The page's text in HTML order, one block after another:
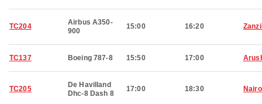
TC204
Airbus A350-
900
15:00 16:20
TC137 Boeing 787-8 15:50 17:00
TC205
De Havilland
Dhc-8 Dash 8
17:00 18:30